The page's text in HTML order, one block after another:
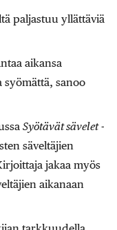
paljastuu yllättäviä
aikansa
sanoo
Syötävät sävelet-
säveltäjien
jakaa myös
aikanaan